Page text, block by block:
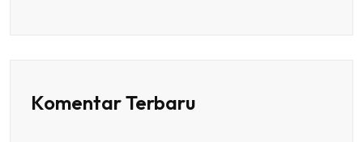
Komentar Terbaru